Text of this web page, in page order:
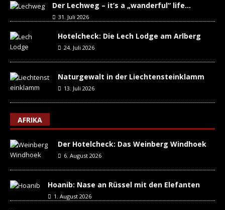
Der Lechweg – it’s a „wanderful“ life…
31. Juli 2026
Hotelcheck: Die Lech Lodge am Arlberg
24. Juli 2026
Naturgewalt in der Liechtensteinklamm
13. Juli 2026
AFRIKA
Der Hotelcheck: Das Weinberg Windhoek
6. August 2026
Hoanib: Nase an Rüssel mit den Elefanten
1. August 2026